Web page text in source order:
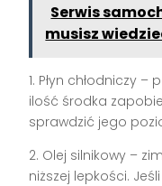
Serwis
musisz
1. Płyn chłodniczy
ilość środka
sprawdzić jego
2. Olej silnikowy –
niższej lepkości.